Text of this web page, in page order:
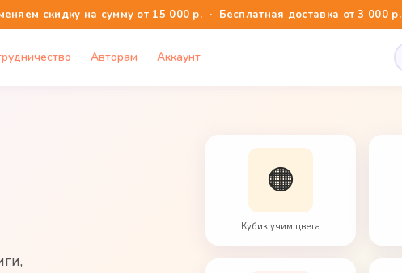
скидку на сумму от 15 000 р. · Бесплатная доставка от 3 000 р.
Авторам Аккаунт
🟠
Кубик учим цвета